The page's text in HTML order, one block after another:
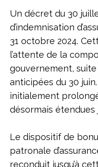
Un décret du 30
d’indemnisation
31 octobre 2024.
l’attente de la
gouvernement,
anticipées du 30
initialement
désormais étendues
Le dispositif de
patronale
reconduit jusqu’à